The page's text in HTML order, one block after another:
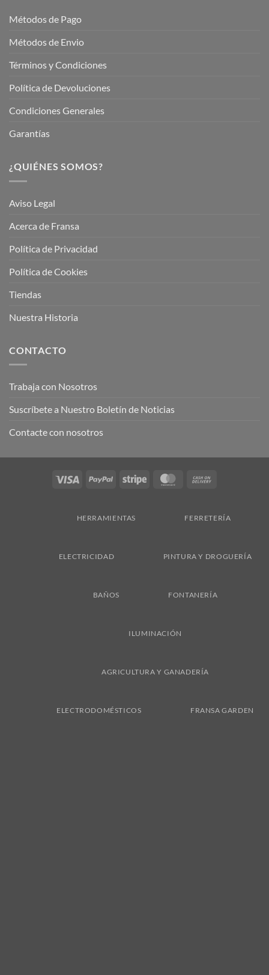
Métodos de Pago
Métodos de Envio
Términos y Condiciones
Política de Devoluciones
Condiciones Generales
Garantías
¿QUIÉNES SOMOS?
Aviso Legal
Acerca de Fransa
Política de Privacidad
Política de Cookies
Tiendas
Nuestra Historia
CONTACTO
Trabaja con Nosotros
Suscríbete a Nuestro Boletín de Noticias
Contacte con nosotros
Visa PayPal Stripe MasterCard
HERRAMIENTAS FERRETERÍA
ELECTRICIDAD PINTURA Y DROGUERÍA
BAÑOS FONTANERÍA
ILUMINACIÓN
AGRICULTURA Y GANADERÍA
ELECTRODOMÉSTICOS FRANSA GARDEN